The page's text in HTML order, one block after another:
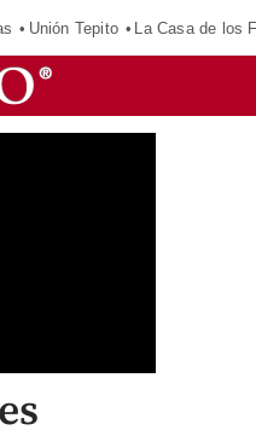
Unión Tepito La Casa de los